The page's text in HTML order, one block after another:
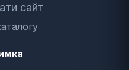
сайт